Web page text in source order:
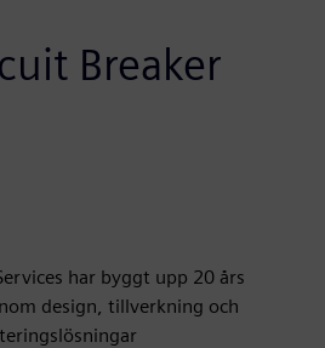
Breaker
har byggt upp 20 års
design, tillverkning och